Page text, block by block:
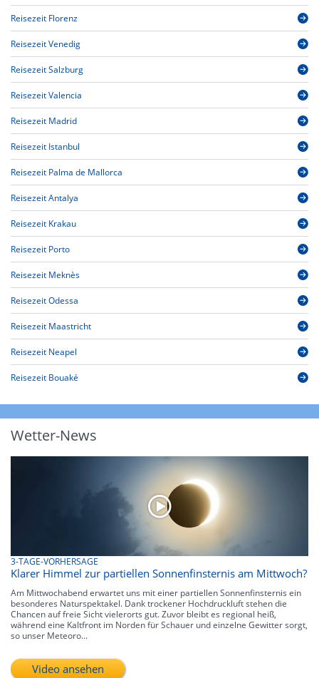
Reisezeit Florenz
Reisezeit Venedig
Reisezeit Salzburg
Reisezeit Valencia
Reisezeit Madrid
Reisezeit Istanbul
Reisezeit Palma de Mallorca
Reisezeit Antalya
Reisezeit Krakau
Reisezeit Porto
Reisezeit Meknès
Reisezeit Odessa
Reisezeit Maastricht
Reisezeit Neapel
Reisezeit Bouaké
Wetter-News
3-TAGE-VORHERSAGE
Klarer Himmel zur partiellen Sonnenfinsternis am Mittwoch?
Am Mittwochabend erwartet uns mit einer partiellen Sonnenfinsternis ein
besonderes Naturspektakel. Dank trockener Hochdruckluft stehen die
Chancen auf freie Sicht vielerorts gut. Zuvor bleibt es regional heiß,
während eine Kaltfront im Norden für Schauer und einzelne Gewitter sorgt,
so unser Meteoro...
Video ansehen